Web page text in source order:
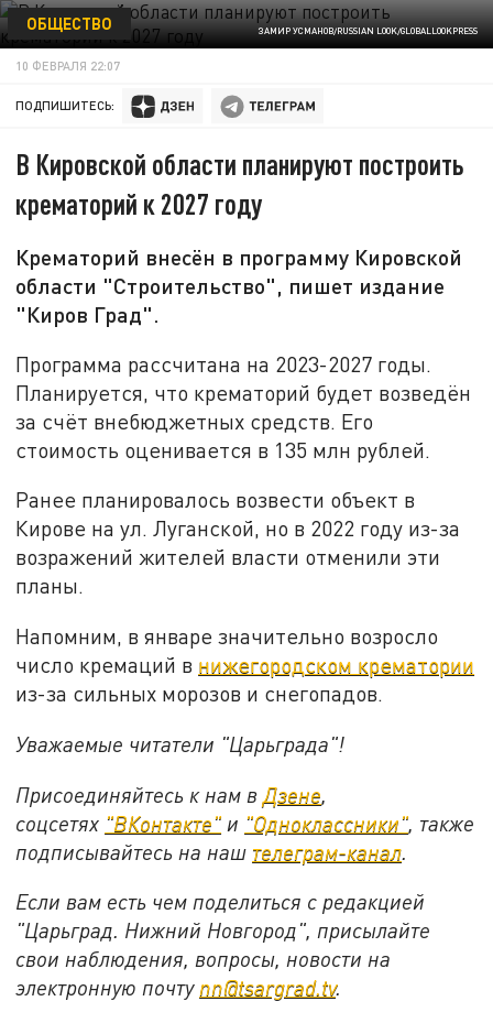
ЗАМИР УСМАНОВ/RUSSIAN LOOK/GLOBALLOOKPRESS
ОБЩЕСТВО
10 ФЕВРАЛЯ 22:07
ПОДПИШИТЕСЬ:
В Кировской области планируют построить
крематорий к 2027 году
Крематорий внесён в программу Кировской
области "Строительство", пишет издание
"Киров Град".
Программа рассчитана на 2023-2027 годы.
Планируется, что крематорий будет возведён
за счёт внебюджетных средств. Его
стоимость оценивается в 135 млн рублей.
Ранее планировалось возвести объект в
Кирове на ул. Луганской, но в 2022 году из-за
возражений жителей власти отменили эти
планы.
Напомним, в январе значительно возросло
число кремаций в нижегородском крематории
из-за сильных морозов и снегопадов.
Уважаемые читатели "Царьграда"!
Присоединяйтесь к нам в Дзене
соцсетях "ВКонтакте" и "Одноклассники" также
подписывайтесь на наш телеграм-канал
Если вам есть чем поделиться с редакцией
"Царьград. Нижний Новгород", присылайте
свои наблюдения, вопросы, новости на
электронную почту nn@tsargrad.tv.